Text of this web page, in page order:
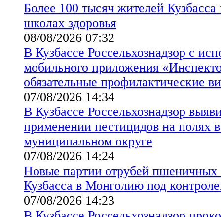
Более 100 тысяч жителей
школах здоровья
08/08/2026 07:32
В Кузбассе Россельхознадзор с
мобильного приложения
обязательные профилактические
07/08/2026 14:34
В Кузбассе Россельхознадзор
применении пестицидов на полях
муниципальном округе
07/08/2026 14:24
Новые партии отрубей пшеничных
Кузбасса в Монголию под
07/08/2026 14:23